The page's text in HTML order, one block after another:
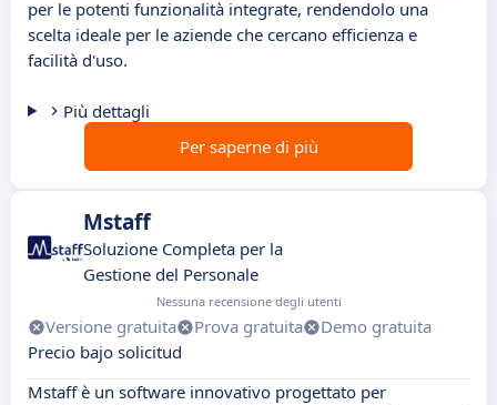
per le potenti funzionalità integrate, rendendolo una
scelta ideale per le aziende che cercano efficienza e
facilità d'uso.
Più dettagli
Per saperne di più
Mstaff
Soluzione Completa per la
Gestione del Personale
Nessuna recensione degli utenti
Versione gratuita Prova gratuita
Demo gratuita
Precio bajo solicitud
Mstaff è un software innovativo progettato per